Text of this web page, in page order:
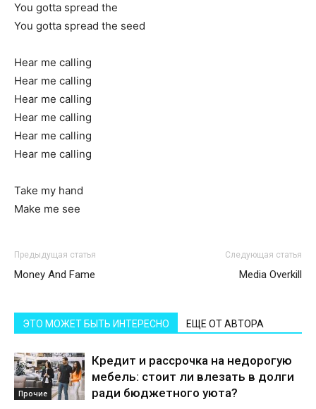
You gotta spread the
You gotta spread the seed
Hear me calling
Hear me calling
Hear me calling
Hear me calling
Hear me calling
Hear me calling
Take my hand
Make me see
Предыдущая статья
Money And Fame
Следующая статья
Media Overkill
ЭТО МОЖЕТ БЫТЬ ИНТЕРЕСНО ЕЩЕ ОТ АВТОРА
Прочие
Кредит и рассрочка на недорогую
мебель: стоит ли влезать в долги
ради бюджетного уюта?